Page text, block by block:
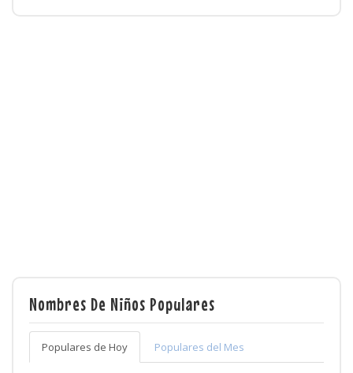
Nombres De Niños Populares
Populares de Hoy Populares del Mes